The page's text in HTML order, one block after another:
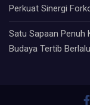
Perkuat Sinergi
Satu Sapaan Penuh
Budaya Tertib